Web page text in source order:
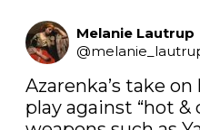
Melanie Lautrup
@
Azarenka’s take
play against “hot